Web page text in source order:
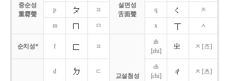
중순성
重脣聲
설면성
舌面聲
p ㅍ q ㅊ
m ㅁ x ㅅ
순치성* f ㅍ
교설첨성
zh
[zhi]
ㅈ [즈]
d ㄷ
ch
[chi]
ㅊ [츠]